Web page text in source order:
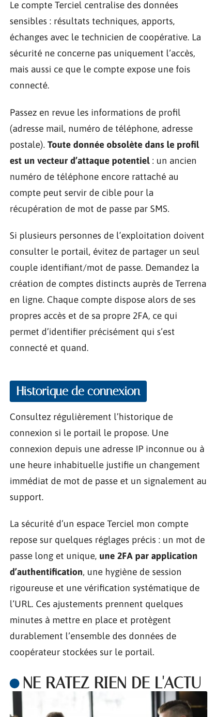
Le compte Terciel centralise des données
sensibles : résultats techniques, apports,
échanges avec le technicien de coopérative. La
sécurité ne concerne pas uniquement l’accès,
mais aussi ce que le compte expose une fois
connecté.
Passez en revue les informations de profil
(adresse mail, numéro de téléphone, adresse
postale). Toute donnée obsolète dans le profil
est un vecteur d’attaque potentiel : un ancien
numéro de téléphone encore rattaché au
compte peut servir de cible pour la
récupération de mot de passe par SMS.
Si plusieurs personnes de l’exploitation doivent
consulter le portail, évitez de partager un seul
couple identifiant/mot de passe. Demandez la
création de comptes distincts auprès de Terrena
en ligne. Chaque compte dispose alors de ses
propres accès et de sa propre 2FA, ce qui
permet d’identifier précisément qui s’est
connecté et quand.
Historique de connexion
Consultez régulièrement l’historique de
connexion si le portail le propose. Une
connexion depuis une adresse IP inconnue ou à
une heure inhabituelle justifie un changement
immédiat de mot de passe et un signalement au
support.
La sécurité d’un espace Terciel mon compte
repose sur quelques réglages précis : un mot de
passe long et unique, une 2FA par application
d’authentification, une hygiène de session
rigoureuse et une vérification systématique de
l’URL. Ces ajustements prennent quelques
minutes à mettre en place et protègent
durablement l’ensemble des données de
coopérateur stockées sur le portail.
NE RATEZ RIEN DE L'ACTU